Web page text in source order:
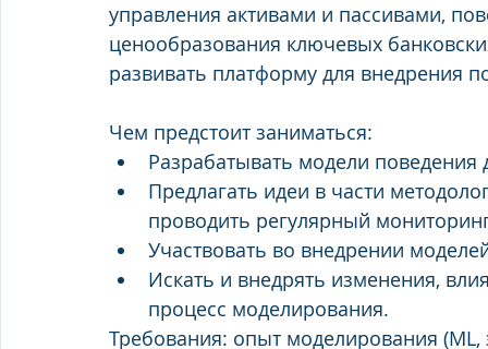
управления активами и пассивами,
ценообразования ключевых
развивать платформу для внедрения
Чем предстоит заниматься:
Разрабатывать модели
Предлагать идеи в части
проводить регулярный
Участвовать во внедрении
Искать и внедрять изменения,
процесс моделирования.
Требования: опыт моделирования (ML,